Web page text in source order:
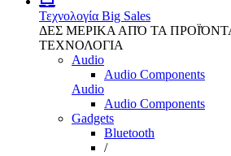
Τεχνολογία Big Sales
ΔΕΣ ΜΕΡΙΚΑ ΑΠΌ ΤΑ
ΤΕΧΝΟΛΟΓΙΑ
Audio
Audio Components
Audio
Audio Components
Gadgets
Bluetooth
/